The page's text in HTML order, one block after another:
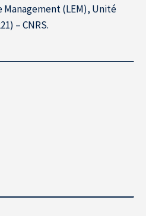
(LEM), Unité
– CNRS.